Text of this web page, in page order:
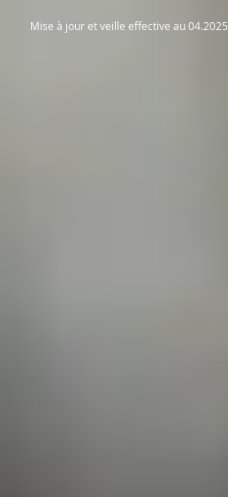
Mise à jour et veille effective au 04.2025